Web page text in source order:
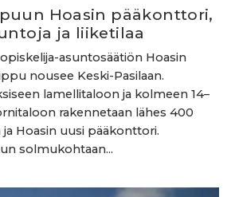
Hoasin pääkonttori,
ja liiketilaa
asuntosäätiön Hoasin
nousee Keski-Pasilaan.
lamellitaloon ja kolmeen 14–
rakennetaan lähes 400
Hoasin uusi pääkonttori.
solmukohtaan...